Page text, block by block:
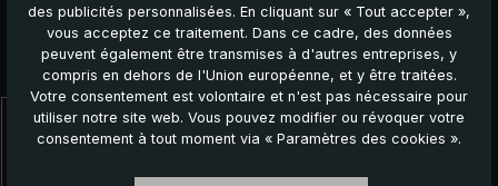
Ignorer la galerie de produits
Autres produits que vous pourriez aimer :
des publicités personnalisées. En cliquant sur « Tout accepter »,
vous acceptez ce traitement. Dans ce cadre, des données
peuvent également être transmises à d'autres entreprises, y
compris en dehors de l'Union européenne, et y être traitées.
Votre consentement est volontaire et n'est pas nécessaire pour
utiliser notre site web. Vous pouvez modifier ou révoquer votre
consentement à tout moment via « Paramètres des cookies ».